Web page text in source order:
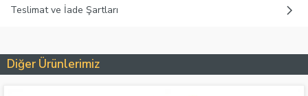
Teslimat ve İade Şartları
Diğer Ürünlerimiz